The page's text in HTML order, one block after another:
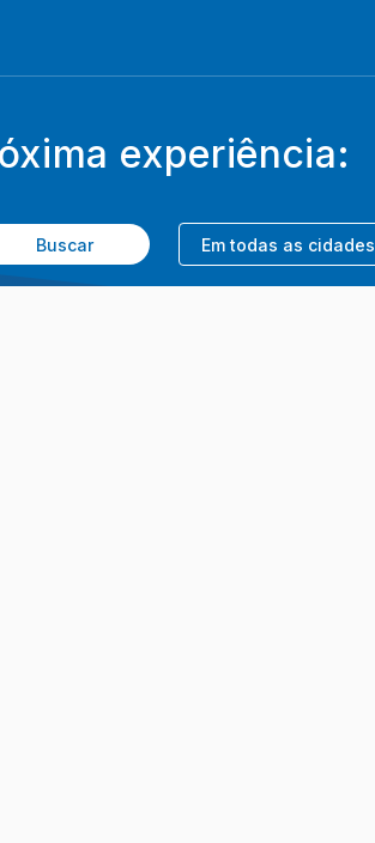
experiência:
Buscar Em todas as cidades